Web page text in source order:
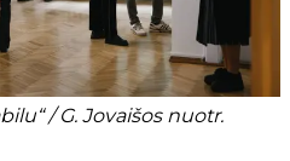
/ G. Jovaišos nuotr.